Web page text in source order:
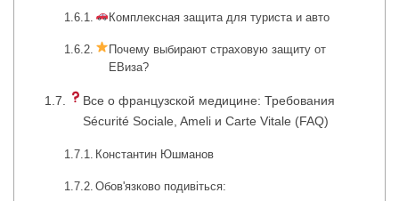
Комплексная защита для туриста и авто
Почему выбирают страховую защиту от
ЕВиза?
Все о французской медицине: Требования
Sécurité Sociale, Ameli и Carte Vitale (FAQ)
Константин Юшманов
Обов'язково подивіться: